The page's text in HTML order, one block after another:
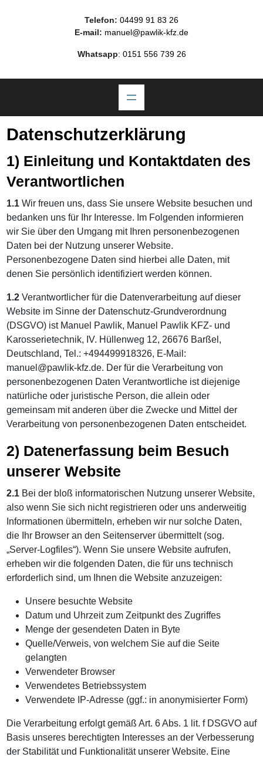
Telefon: 04499 91 83 26
E-mail: manuel@pawlik-kfz.de
Whatsapp: 0151 556 739 26
Datenschutzerklärung
1) Einleitung und Kontaktdaten des
Verantwortlichen
1.1Wir freuen uns, dass Sie unsere Website besuchen und
bedanken uns für Ihr Interesse. Im Folgenden informieren
wir Sie über den Umgang mit Ihren personenbezogenen
Daten bei der Nutzung unserer Website.
Personenbezogene Daten sind hierbei alle Daten, mit
denen Sie persönlich identifiziert werden können.
1.2Verantwortlicher für die Datenverarbeitung auf dieser
Website im Sinne der Datenschutz-Grundverordnung
(DSGVO) ist Manuel Pawlik, Manuel Pawlik KFZ- und
Karosserietechnik, IV. Hüllenweg 12, 26676 Barßel,
Deutschland, Tel.: +494499918326, E-Mail:
manuel@pawlik-kfz.de. Der für die Verarbeitung von
personenbezogenen Daten Verantwortliche ist diejenige
natürliche oder juristische Person, die allein oder
gemeinsam mit anderen über die Zwecke und Mittel der
Verarbeitung von personenbezogenen Daten entscheidet.
2) Datenerfassung beim Besuch
unserer Website
2.1Bei der bloß informatorischen Nutzung unserer Website,
also wenn Sie sich nicht registrieren oder uns anderweitig
Informationen übermitteln, erheben wir nur solche Daten,
die Ihr Browser an den Seitenserver übermittelt (sog.
„Server-Logfiles“). Wenn Sie unsere Website aufrufen,
erheben wir die folgenden Daten, die für uns technisch
erforderlich sind, um Ihnen die Website anzuzeigen:
Unsere besuchte Website
Datum und Uhrzeit zum Zeitpunkt des Zugriffes
Menge der gesendeten Daten in Byte
Quelle/Verweis, von welchem Sie auf die Seite
gelangten
Verwendeter Browser
Verwendetes Betriebssystem
Verwendete IP-Adresse (ggf.: in anonymisierter Form)
Die Verarbeitung erfolgt gemäß Art. 6 Abs. 1 lit. f DSGVO auf
Basis unseres berechtigten Interesses an der Verbesserung
der Stabilität und Funktionalität unserer Website. Eine